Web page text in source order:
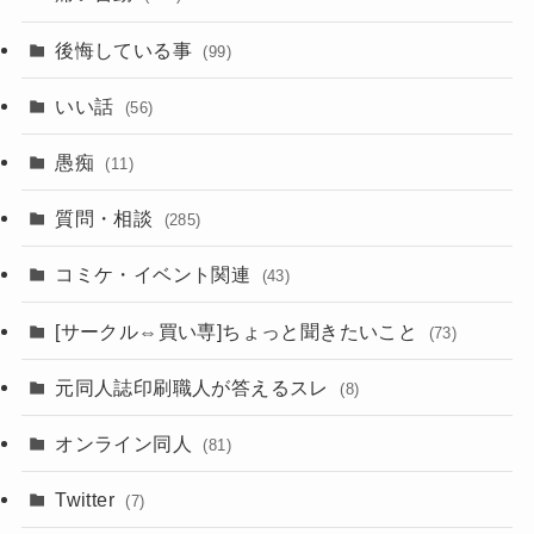
後悔している事 (99)
いい話 (56)
愚痴 (11)
質問・相談 (285)
コミケ・イベント関連 (43)
[サークル⇔買い専]ちょっと聞きたいこと (73)
元同人誌印刷職人が答えるスレ (8)
オンライン同人 (81)
Twitter (7)